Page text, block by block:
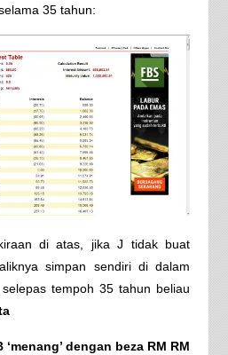
35 tahun:
di atas, jika J tidak buat
simpan sendiri di dalam
tempoh 35 tahun beliau
dengan beza RM RM